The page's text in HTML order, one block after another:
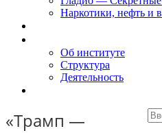
Наркотики, нефть и
Об институте
Структура
Деятельность
«Трамп —